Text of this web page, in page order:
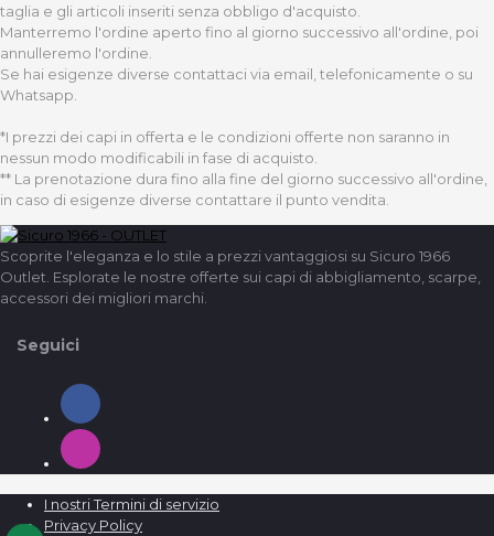
taglia e gli articoli inseriti senza obbligo d'acquisto.
Manterremo l'ordine aperto fino al giorno successivo all'ordine, poi
annulleremo l'ordine.
Se hai esigenze diverse contattaci via email, telefonicamente o su
Whatsapp.
*I prezzi dei capi in offerta e le condizioni offerte non saranno in
nessun modo modificabili in fase di acquisto.
** La prenotazione dura fino alla fine del giorno successivo all'ordine,
in caso di esigenze diverse contattare il punto vendita.
Scoprite l'eleganza e lo stile a prezzi vantaggiosi su Sicuro 1966
Outlet. Esplorate le nostre offerte sui capi di abbigliamento, scarpe,
accessori dei migliori marchi.
Seguici
I nostri Termini di servizio
Privacy Policy